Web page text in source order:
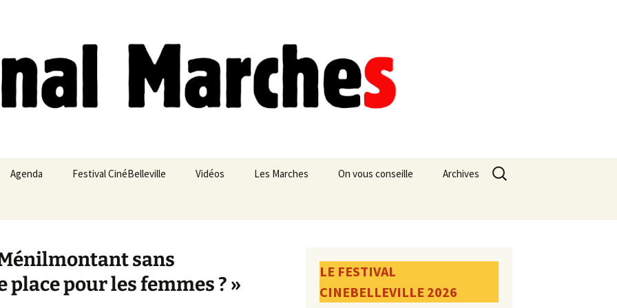
Agenda Festival CinéBelleville Vidéos Les Marches On vous conseille Archives
Rechercher :
sans
pour les femmes ? »
LE FESTIVAL
CINEBELLEVILLE 2026